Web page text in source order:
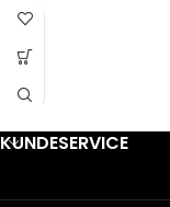
KUNDESERVICE